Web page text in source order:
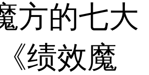
方的七大
绩效魔